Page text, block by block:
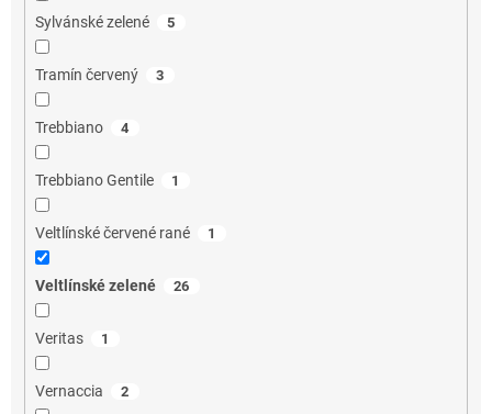
Sylvánské zelené 5
Tramín červený 3
Trebbiano 4
Trebbiano Gentile 1
Veltlínské červené rané 1
Veltlínské zelené 26
Veritas 1
Vernaccia 2